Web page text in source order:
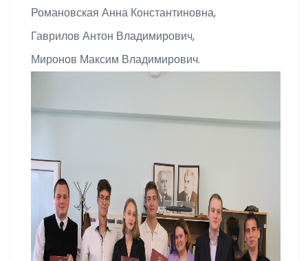
Романовская Анна Константиновна,
Гаврилов Антон Владимирович,
Миронов Максим Владимирович.